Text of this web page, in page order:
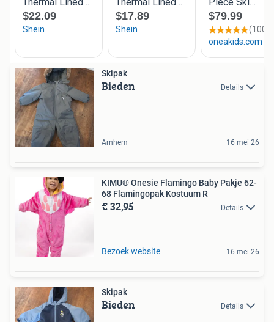
Skipak
Bieden Details
Arnhem 16 mei 26
KIMU® Onesie Flamingo Baby Pakje 62-
68 Flamingopak Kostuum R
€ 32,95 Details
Bezoek website 16 mei 26
Skipak
Bieden Details